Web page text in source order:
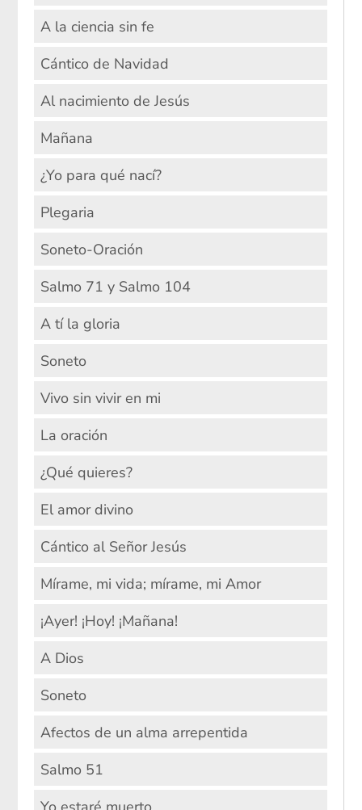
A la ciencia sin fe
Cántico de Navidad
Al nacimiento de Jesús
Mañana
¿Yo para qué nací?
Plegaria
Soneto-Oración
Salmo 71 y Salmo 104
A tí la gloria
Soneto
Vivo sin vivir en mi
La oración
¿Qué quieres?
El amor divino
Cántico al Señor Jesús
Mírame, mi vida; mírame, mi Amor
¡Ayer! ¡Hoy! ¡Mañana!
A Dios
Soneto
Afectos de un alma arrepentida
Salmo 51